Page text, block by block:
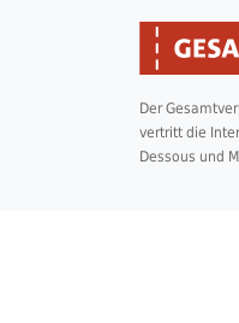
Der
vertritt die
Dessous und